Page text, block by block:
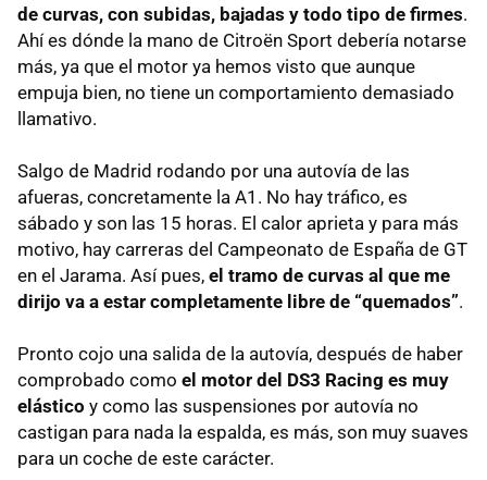
de curvas, con subidas, bajadas y todo tipo de firmes.
Ahí es dónde la mano de Citroën Sport debería notarse
más, ya que el motor ya hemos visto que aunque
empuja bien, no tiene un comportamiento demasiado
llamativo.
Salgo de Madrid rodando por una autovía de las
afueras, concretamente la A1. No hay tráfico, es
sábado y son las 15 horas. El calor aprieta y para más
motivo, hay carreras del Campeonato de España de GT
en el Jarama. Así pues, el tramo de curvas al que me
dirijo va a estar completamente libre de “quemados”.
Pronto cojo una salida de la autovía, después de haber
comprobado como el motor del DS3 Racing es muy
elástico y como las suspensiones por autovía no
castigan para nada la espalda, es más, son muy suaves
para un coche de este carácter.